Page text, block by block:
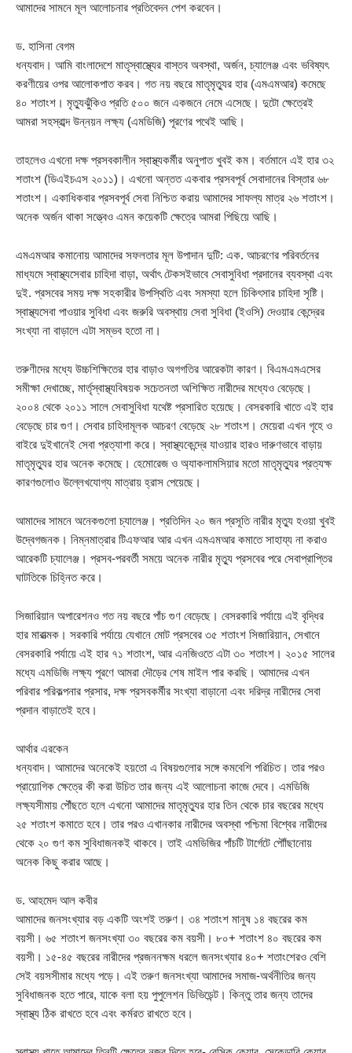
আমাদের সামনে মূল আলোচনার প্রতিবেদন পেশ করবেন।
ড. হাসিনা বেগম
ধন্যবাদ। আমি বাংলাদেশে মাতৃস্বাস্থ্যের বাস্তব অবস্থা, অর্জন, চ্যালেঞ্জ এবং ভবিষ্যৎ
করণীয়ের ওপর আলোকপাত করব। গত নয় বছরে মাতৃমৃত্যুর হার (এমএমআর) কমেছে
৪০ শতাংশ। মৃত্যুঝুঁকিও প্রতি ৫০০ জনে একজনে নেমে এসেছে। দুটো ক্ষেত্রেই
আমরা সহস্রাব্দ উন্নয়ন লক্ষ্য (এমডিজি) পূরণের পথেই আছি।
তাহলেও এখনো দক্ষ প্রসবকালীন স্বাস্থ্যকর্মীর অনুপাত খুবই কম। বর্তমানে এই হার ৩২
শতাংশ (ডিএইচএস ২০১১)। এখনো অন্তত একবার প্রসবপূর্ব সেবাদানের বিস্তার ৬৮
শতাংশ। একাধিকবার প্রসবপূর্ব সেবা নিশ্চিত করায় আমাদের সাফল্য মাত্র ২৬ শতাংশ।
অনেক অর্জন থাকা সত্ত্বেও এমন কয়েকটি ক্ষেত্রে আমরা পিছিয়ে আছি।
এমএমআর কমানোয় আমাদের সফলতার মূল উপাদান দুটি: এক. আচরণের পরিবর্তনের
মাধ্যমে স্বাস্থ্যসেবার চাহিদা বাড়া, অর্থাৎ টেকসইভাবে সেবাসুবিধা প্রদানের ব্যবস্থা এবং
দুই. প্রসবের সময় দক্ষ সহকারীর উপস্থিতি এবং সমস্যা হলে চিকিৎসার চাহিদা সৃষ্টি।
স্বাস্থ্যসেবা পাওয়ার সুবিধা এবং জরুরি অবস্থায় সেবা সুবিধা (ইওসি) দেওয়ার কেন্দ্রের
সংখ্যা না বাড়ালে এটা সম্ভব হতো না।
তরুণীদের মধ্যে উচ্চশিক্ষিতের হার বাড়াও অগগতির আরেকটা কারণ। বিএমএমএসের
সমীক্ষা দেখাচ্ছে, মার্তৃস্বাস্থ্যবিষয়ক সচেতনতা অশিক্ষিত নারীদের মধ্যেও বেড়েছে।
২০০৪ থেকে ২০১১ সালে সেবাসুবিধা যথেষ্ট প্রসারিত হয়েছে। বেসরকারি খাতে এই হার
বেড়েছে চার গুণ। সেবার চাহিদামূলক আচরণ বেড়েছে ২৮ শতাংশ। মেয়েরা এখন গৃহে ও
বাইরে দুইখানেই সেবা প্রত্যাশা করে। স্বাস্থ্যকেন্দ্রে যাওয়ার হারও দারুণভাবে বাড়ায়
মাতৃমৃত্যুর হার অনেক কমেছে। হেমোরেজ ও অ্যাকলামসিয়ার মতো মাতৃমৃত্যুর প্রত্যক্ষ
কারণগুলোও উল্লেখযোগ্য মাত্রায় হ্রাস পেয়েছে।
আমাদের সামনে অনেকগুলো চ্যালেঞ্জ। প্রতিদিন ২০ জন প্রসূতি নারীর মৃত্যু হওয়া খুবই
উদ্বেগজনক। নিম্নমাত্রার টিএফআর আর এখন এমএমআর কমাতে সাহায্য না করাও
আরেকটি চ্যালেঞ্জ। প্রসব-পরবর্তী সময়ে অনেক নারীর মৃত্যু প্রসবের পরে সেবাপ্রাপ্তির
ঘাটতিকে চিহ্নিত করে।
সিজারিয়ান অপারেশনও গত নয় বছরে পাঁচ গুণ বেড়েছে। বেসরকারি পর্যায়ে এই বৃদ্ধির
হার মারাত্মক। সরকারি পর্যায়ে যেখানে মোট প্রসবের ৩৫ শতাংশ সিজারিয়ান, সেখানে
বেসরকারি পর্যায়ে এই হার ৭১ শতাংশ, আর এনজিওতে এটা ৩০ শতাংশ। ২০১৫ সালের
মধ্যে এমডিজি লক্ষ্য পূরণে আমরা দৌড়ের শেষ মাইল পার করছি। আমাদের এখন
পরিবার পরিকল্পনার প্রসার, দক্ষ প্রসবকর্মীর সংখ্যা বাড়ানো এবং দরিদ্র নারীদের সেবা
প্রদান বাড়াতেই হবে।
আর্থার এরকেন
ধন্যবাদ। আমাদের অনেকেই হয়তো এ বিষয়গুলোর সঙ্গে কমবেশি পরিচিত। তার পরও
প্রায়োগিক ক্ষেত্রে কী করা উচিত তার জন্য এই আলোচনা কাজে দেবে। এমডিজি
লক্ষ্যসীমায় পৌঁছতে হলে এখনো আমাদের মাতৃমৃত্যুর হার তিন থেকে চার বছরের মধ্যে
২৫ শতাংশ কমাতে হবে। তার পরও এখানকার নারীদের অবস্থা পশ্চিমা বিশ্বের নারীদের
থেকে ২০ গুণ কম সুবিধাজনকই থাকবে। তাই এমডিজির পাঁচটি টার্গেটে পৌাঁছানোয়
অনেক কিছু করার আছে।
ড. আহমেদ আল কবীর
আমাদের জনসংখ্যার বড় একটি অংশই তরুণ। ৩৪ শতাংশ মানুষ ১৪ বছরের কম
বয়সী। ৬৫ শতাংশ জনসংখ্যা ৩০ বছরের কম বয়সী। ৮০+ শতাংশ ৪০ বছরের কম
বয়সী। ১৫-৪৫ বছরের নারীদের প্রজননক্ষম ধরলে জনসংখ্যার ৪০+ শতাংশেরও বেশি
সেই বয়সসীমার মধ্যে পড়ে। এই তরুণ জনসংখ্যা আমাদের সমাজ-অর্থনীতির জন্য
সুবিধাজনক হতে পারে, যাকে বলা হয় পুপুলেশন ডিভিডেন্ট। কিন্তু তার জন্য তাদের
স্বাস্থ্য ঠিক রাখতে হবে এবং কর্মরত রাখতে হবে।